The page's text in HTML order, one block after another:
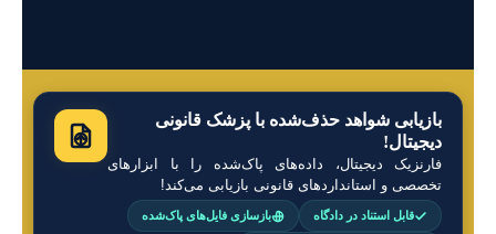
بازیابی شواهد حذف‌شده با پزشک قانونی
دیجیتال!
فارنزیک دیجیتال، داده‌های پاک‌شده را با ابزارهای
تخصصی و استانداردهای قانونی بازیابی می‌کند!
قابل استناد در دادگاه بازسازی فایل‌های پاک‌شده